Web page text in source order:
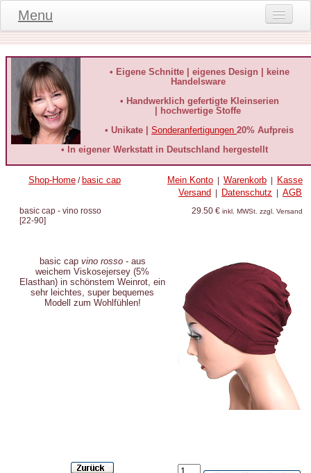
Menu
Produktinformationen
Kundeninformationen
häufige Fragen
Kontakt
Datenschutz
• Eigene Schnitte | eigenes Design | keine
Handelsware
• Handwerklich gefertigte Kleinserien
| hochwertige Stoffe
• Unikate | Sonderanfertigungen 20% Aufpreis
• In eigener Werkstatt in Deutschland hergestellt
Shop-Home / basic cap Mein Konto Warenkorb
Kasse
Versand
Datenschutz AGB
basic cap - vino rosso
[22-90]
29.50 € inkl. MWSt. zzgl. Versand
basic cap vino rosso - aus
weichem Viskosejersey (5%
Elasthan) in schönstem Weinrot, ein
sehr leichtes, super bequemes
Modell zum Wohlfühlen!